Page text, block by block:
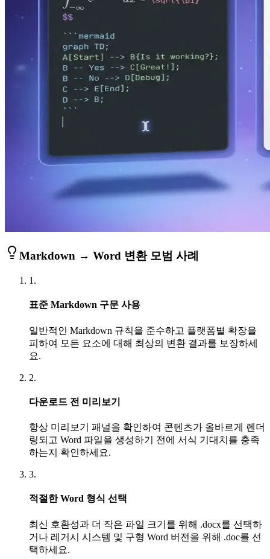
Markdown → Word 변환 모범 사례
1.
표준 Markdown 구문 사용
일반적인 Markdown 규칙을 준수하고 플랫폼별 확장을
피하여 모든 요소에 대해 최상의 변환 결과를 보장하세
요.
2.
다운로드 전 미리보기
항상 미리보기 패널을 확인하여 콘텐츠가 올바르게 렌더
링되고 Word 파일을 생성하기 전에 서식 기대치를 충족
하는지 확인하세요.
3.
적절한 Word 형식 선택
최신 호환성과 더 작은 파일 크기를 위해 .docx를 선택하
거나 레거시 시스템 및 구형 Word 버전을 위해 .doc를 선
택하세요.